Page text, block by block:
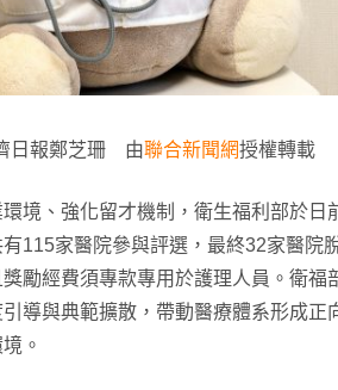
日報鄭芝珊 由聯合新聞網授權轉載
境、強化留才機制，衛生福利部於日
115家醫院參與評選，最終32家醫院
勵經費須專款專用於護理人員。衛福
導與典範擴散，帶動醫療體系形成正
。